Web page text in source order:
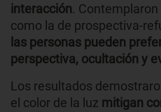
interacción.
como la de prospectiva-
las personas pueden
perspectiva, ocultación y
Los resultados
el color de la luz mitigan